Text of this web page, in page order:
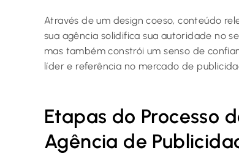
Através de um design coeso, conteúdo
sua agência solidifica sua autoridade no
mas também constrói um senso de
líder e referência no mercado de
Etapas do Processo
Agência de